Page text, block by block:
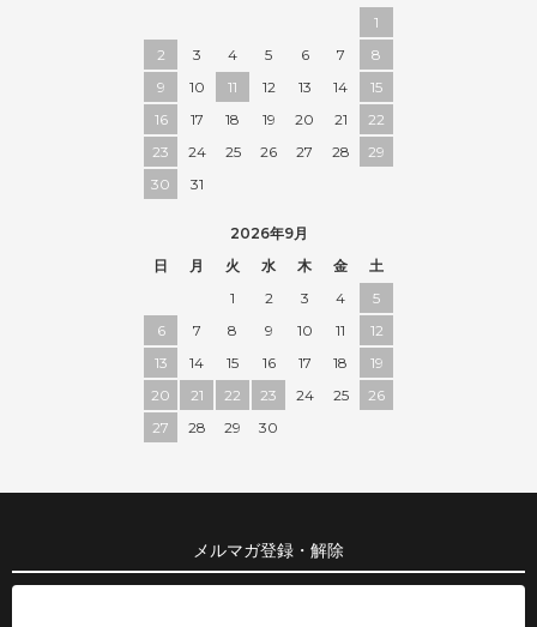
1
2
3 4 5 6 7
8
9
10 11 12 13 14
15
16
17 18 19 20 21
22
23
24 25 26 27 28
29
30
31
2026年9月
日
月 火 水 木 金
土
1
2 3 4
5
6
7 8 9 10 11
12
13
14 15 16 17 18
19
20
21 22 23 24 25
26
27
28 29 30
メルマガ登録・解除